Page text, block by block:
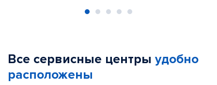
Все сервисные центры удобно
расположены